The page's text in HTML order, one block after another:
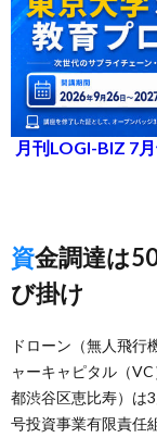
月刊LOGI-BIZ 7
資金調達は50億円に到達、引き続き参画呼
び掛け
ドローン（無人飛行
ャーキャピタル（
都渋谷区恵比寿）は
号投資事業有限責任